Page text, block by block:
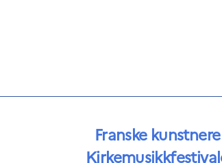
Franske